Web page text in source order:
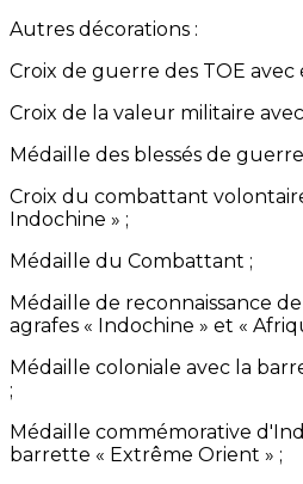
Autres décorations :
Croix de guerre des TOE avec
Croix de la valeur militaire
Médaille des blessés de
Croix du combattant
Indochine » ;
Médaille du Combattant ;
Médaille de reconnaissance
agrafes « Indochine » et «
Médaille coloniale avec la
;
Médaille commémorative
barrette « Extrême Orient » ;